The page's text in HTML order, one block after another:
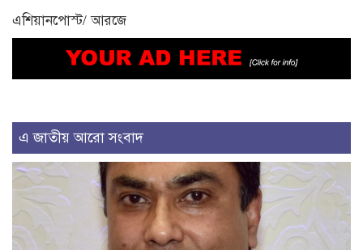
এশিয়ানপোস্ট/ আরজে
এ জাতীয় আরো সংবাদ